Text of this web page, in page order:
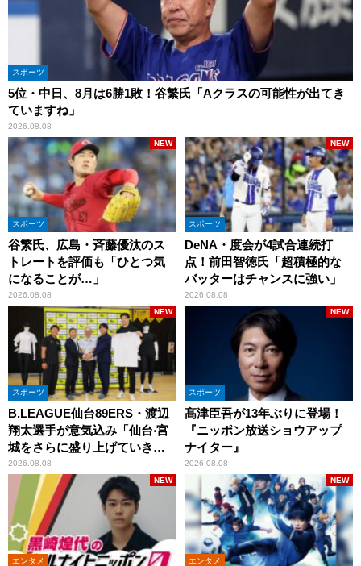
スポーツ
5位・中日、8月は6勝1敗！谷繁氏「Aクラスの可能性が出てき
ていますね」
2026.08.08
スポーツ
谷繁氏、広島・斉藤優汰のス
トレートを評価も「ひとつ気
になることが…」
2026.08.08
NEW
スポーツ
DeNA・度会が4試合連続打
点！前田智徳氏「超積極的な
バッターはチャンスに強い」
2026.08.08
NEW
スポーツ
B.LEAGUE仙台89ERS・渡辺
翔太選手が意気込み「仙台‧宮
城をさらに盛り上げていきた
いです」
2026.08.08
NEW
スポーツ
髙津臣吾が13年ぶりに登場！
『ニッポン放送ショウアップ
ナイター』
2026.08.08
NEW
エンタメ
NEW
エンタメ
NEW